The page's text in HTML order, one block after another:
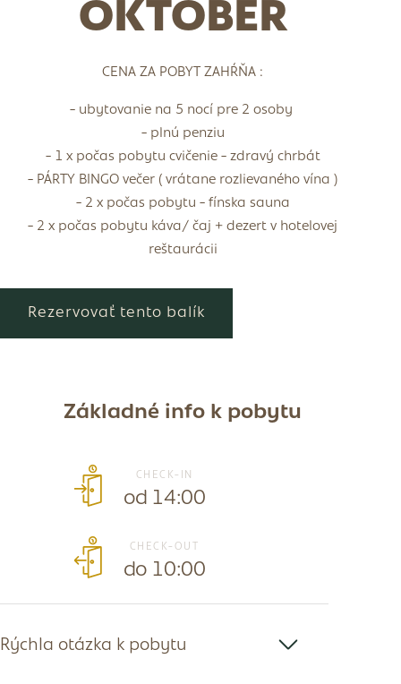
OKTÓBER
CENA ZA POBYT ZAHŔŇA :
- ubytovanie na 5 nocí pre 2 osoby
- plnú penziu
- 1 x počas pobytu cvičenie - zdravý chrbát
- PÁRTY BINGO večer ( vrátane rozlievaného vína )
- 2 x počas pobytu - fínska sauna
- 2 x počas pobytu káva/ čaj + dezert v hotelovej
reštaurácii
Rezervovať tento balík
Základné info k pobytu
CHECK-IN
od 14:00
CHECK-OUT
do 10:00
Rýchla otázka k pobytu